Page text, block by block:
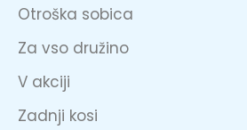
Otroška sobica
Za vso družino
V akciji
Zadnji kosi